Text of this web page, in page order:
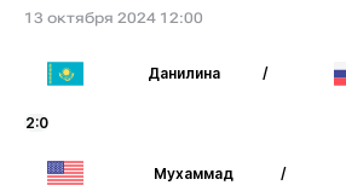
13 октября 2024 12:00
Данилина /
2:0
Мухаммад /